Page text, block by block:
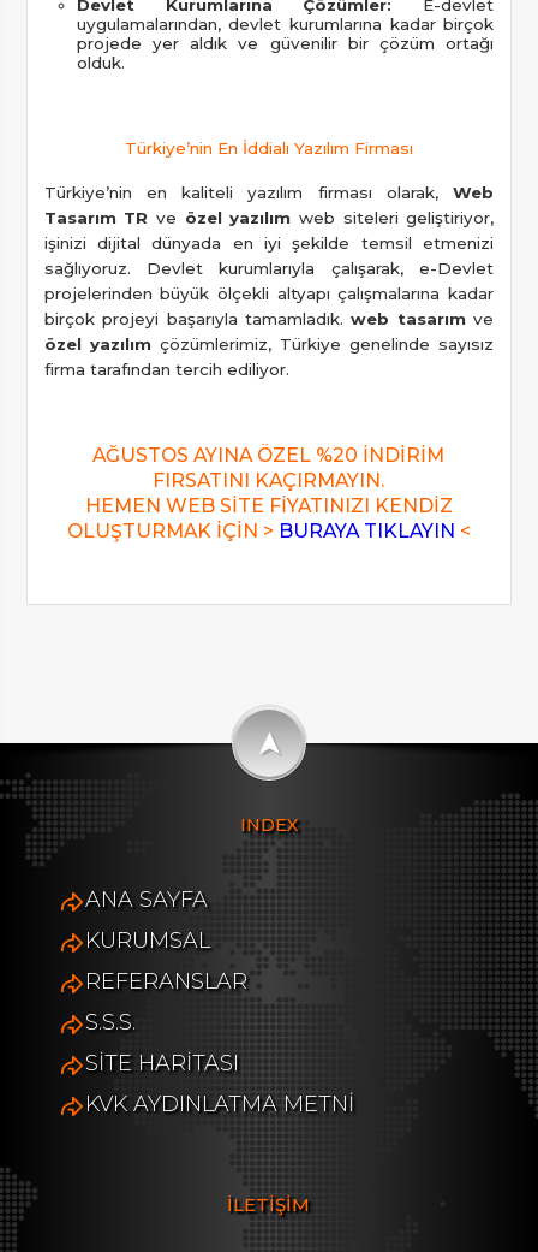
Devlet Kurumlarına Çözümler: E-devlet
uygulamalarından, devlet kurumlarına kadar birçok
projede yer aldık ve güvenilir bir çözüm ortağı
olduk.
Türkiye’nin En İddialı Yazılım Firması
Türkiye’nin en kaliteli yazılım firması olarak,Web
Tasarım TR ve özel yazılım web siteleri geliştiriyor,
işinizi dijital dünyada en iyi şekilde temsil etmenizi
sağlıyoruz. Devlet kurumlarıyla çalışarak, e-Devlet
projelerinden büyük ölçekli altyapı çalışmalarına kadar
birçok projeyi başarıyla tamamladık.web tasarımve
özel yazılımçözümlerimiz, Türkiye genelinde sayısız
firma tarafından tercih ediliyor.
AĞUSTOS AYINA ÖZEL %20 İNDİRİM
FIRSATINI KAÇIRMAYIN.
HEMEN WEB SİTE FİYATINIZI KENDİZ
OLUŞTURMAK İÇİN > BURAYA TIKLAYIN <
➤
INDEX
ANA SAYFA
KURUMSAL
REFERANSLAR
S.S.S.
SİTE HARİTASI
KVK AYDINLATMA METNİ
İLETİŞİM